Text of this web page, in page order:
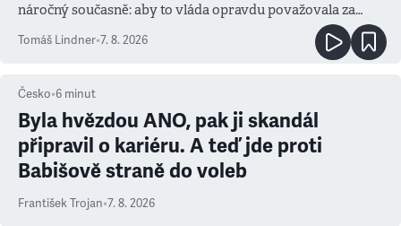
náročný současně: aby to vláda opravdu považovala za
prioritu
Tomáš Lindner•7. 8. 2026
Česko•6 minut
Byla hvězdou ANO, pak ji skandál
připravil o kariéru. A teď jde proti
Babišově straně do voleb
František Trojan•7. 8. 2026